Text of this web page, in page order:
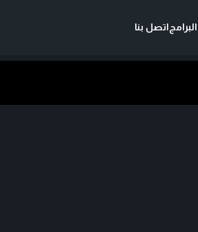
اتصل بنا